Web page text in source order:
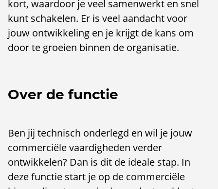
kort, waardoor je veel samenwerkt en snel
kunt schakelen. Er is veel aandacht voor
jouw ontwikkeling en je krijgt de kans om
door te groeien binnen de organisatie.
Over de functie
Ben jij technisch onderlegd en wil je jouw
commerciële vaardigheden verder
ontwikkelen? Dan is dit de ideale stap. In
deze functie start je op de commerciële